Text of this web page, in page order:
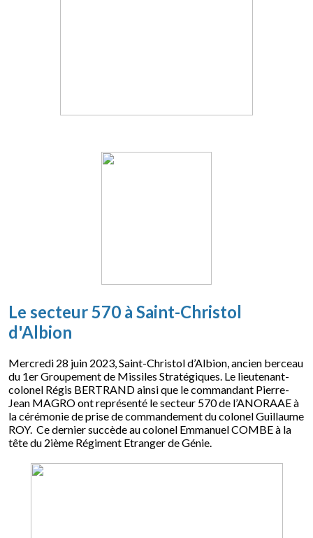
Le secteur 570 à Saint-Christol
d'Albion
Mercredi 28 juin 2023, Saint-Christol d’Albion, ancien berceau
du 1er Groupement de Missiles Stratégiques. Le lieutenant-
colonel Régis BERTRAND ainsi que le commandant Pierre-
Jean MAGRO ont représenté le secteur 570 de l’ANORAAE à
la cérémonie de prise de commandement du colonel Guillaume
ROY. Ce dernier succède au colonel Emmanuel COMBE à la
tête du 2ième Régiment Etranger de Génie.